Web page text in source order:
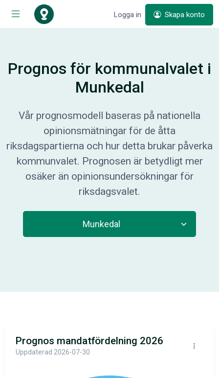
Logga in Skapa konto
Prognos för kommunalvalet i
Munkedal
Vår prognosmodell baseras på nationella
opinionsmätningar för de åtta
riksdagspartierna och hur detta brukar påverka
kommunvalet. Prognosen är betydligt mer
osäker än opinionsundersökningar för
riksdagsvalet.
Prognos mandatfördelning 2026
Uppdaterad 2026-07-30